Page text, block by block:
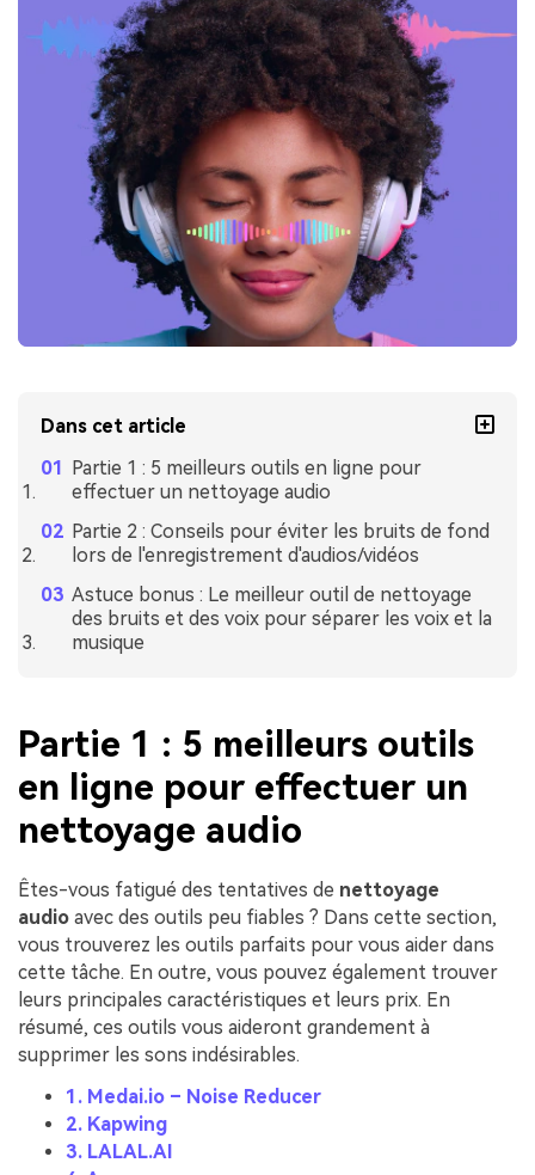
Dans cet article
Partie 1 : 5 meilleurs outils en ligne pour
effectuer un nettoyage audio
Partie 2 : Conseils pour éviter les bruits de fond
lors de l'enregistrement d'audios/vidéos
Astuce bonus : Le meilleur outil de nettoyage
des bruits et des voix pour séparer les voix et la
musique
Partie 1 : 5 meilleurs outils
en ligne pour effectuer un
nettoyage audio
Êtes-vous fatigué des tentatives de nettoyage
audio avec des outils peu fiables ? Dans cette section,
vous trouverez les outils parfaits pour vous aider dans
cette tâche. En outre, vous pouvez également trouver
leurs principales caractéristiques et leurs prix. En
résumé, ces outils vous aideront grandement à
supprimer les sons indésirables.
1. Medai.io – Noise Reducer
2. Kapwing
3. LALAL.AI